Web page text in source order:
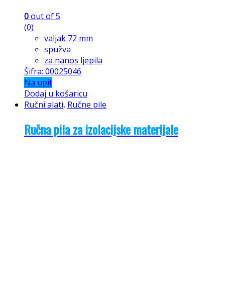
0out of 5
(0)
valjak 72 mm
spužva
za nanos ljepila
Šifra: 00025046
Na upit
Dodaj u košaricu
Ručni alati, Ručne pile
Ručna pila za izolacijske materijale